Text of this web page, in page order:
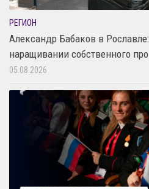
РЕГИОН
Александр Бабаков в
наращивании собственного
05.08.2026